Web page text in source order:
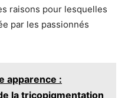
raisons pour lesquelles
par les passionnés
apparence :
la tricopigmentation